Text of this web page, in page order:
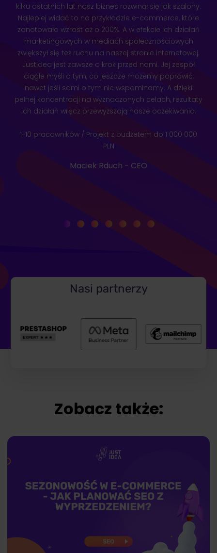
kilku ostatnich lat nasz biznes rozwinął się jak szalony.
Najlepiej widać to na przykładzie e-commerce, które
zanotowało wzrost aż o 200%. A w efekcie ich działań
marketingowych w mediach społecznościowych
zwiększył się też ruchu na naszej stronie internetowej.
JustIdea jest zawsze o krok przed nami. Jej zespół
ciągle myśli o tym, co jeszcze możemy poprawić,
nawet jeśli sami o tym nie wspominamy. A dzięki
pełnej koncentracji na wyznaczonych celach, rezultaty
ich działań wręcz przewyższają nasze oczekiwania.
1-10 pracowników / Projekt z budżetem do 1 000 000
PLN
Maciek Rduch - CEO
Nasi partnerzy
Zobacz także: